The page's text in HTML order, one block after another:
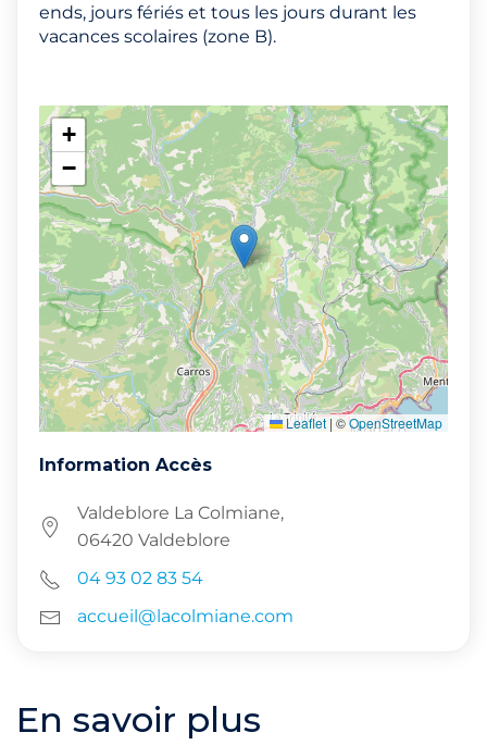
ends, jours fériés et tous les jours durant les
vacances scolaires (zone B).
+
−
Leaflet | ©OpenStreetMap
Information Accès
Valdeblore La Colmiane,
06420 Valdeblore
04 93 02 83 54
accueil@lacolmiane.com
En savoir plus